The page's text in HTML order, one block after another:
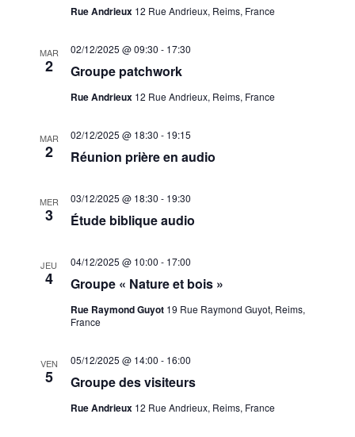
Rue Andrieux 12 Rue Andrieux, Reims, France
MAR
2 Groupe patchwork
02/12/2025 @ 09:30 - 17:30
Rue Andrieux 12 Rue Andrieux, Reims, France
MAR
2 Réunion prière en audio
02/12/2025 @ 18:30 - 19:15
MER
3 Étude biblique audio
03/12/2025 @ 18:30 - 19:30
JEU
4 Groupe « Nature et bois »
04/12/2025 @ 10:00 - 17:00
Rue Raymond Guyot 19 Rue Raymond Guyot, Reims,
France
VEN
5 Groupe des visiteurs
05/12/2025 @ 14:00 - 16:00
Rue Andrieux 12 Rue Andrieux, Reims, France